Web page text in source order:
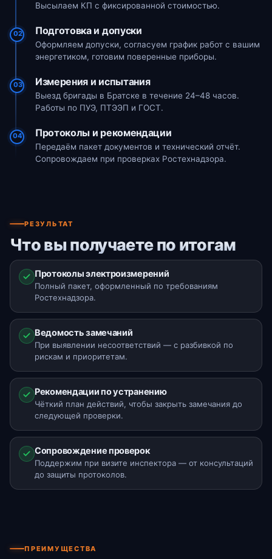
Высылаем КП с фиксированной стоимостью.
02 Подготовка и допуски
Оформляем допуски, согласуем график работ с вашим
энергетиком, готовим поверенные приборы.
03 Измерения и испытания
Выезд бригады в Братске в течение 24–48 часов.
Работы по ПУЭ, ПТЭЭП и ГОСТ.
04 Протоколы и рекомендации
Передаём пакет документов и технический отчёт.
Сопровождаем при проверках Ростехнадзора.
РЕЗУЛЬТАТ
Что вы получаете по итогам
Протоколы электроизмерений
Полный пакет, оформленный по требованиям
Ростехнадзора.
Ведомость замечаний
При выявлении несоответствий — с разбивкой по
рискам и приоритетам.
Рекомендации по устранению
Чёткий план действий, чтобы закрыть замечания до
следующей проверки.
Сопровождение проверок
Поддержим при визите инспектора — от консультаций
до защиты протоколов.
ПРЕИМУЩЕСТВА